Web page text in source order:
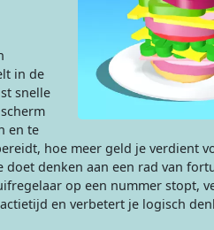
in de
snelle
en te
hoe meer geld je verdient
denken aan een rad van
op een nummer stopt,
en verbetert je logisch